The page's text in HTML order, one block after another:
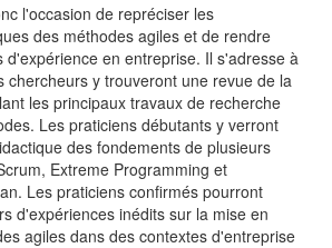
l'occasion de repréciser les
des méthodes agiles et de rendre
d'expérience en entreprise. Il s'adresse à
chercheurs y trouveront une revue de la
les principaux travaux de recherche
Les praticiens débutants y verront
des fondements de plusieurs
Extreme Programming et
Les praticiens confirmés pourront
d'expériences inédits sur la mise en
agiles dans des contextes d'entreprise